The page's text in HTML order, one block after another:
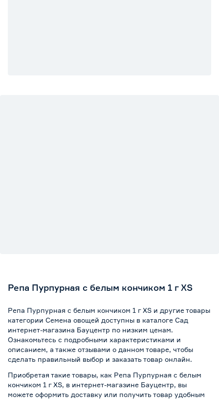
Репа Пурпурная с белым кончиком 1 г XS
Репа Пурпурная с белым кончиком 1 г XS и другие товары
категории Семена овощей доступны в каталоге Сад
интернет-магазина Бауцентр по низким ценам.
Ознакомьтесь с подробными характеристиками и
описанием, а также отзывами о данном товаре, чтобы
сделать правильный выбор и заказать товар онлайн.
Приобретая такие товары, как Репа Пурпурная с белым
кончиком 1 г XS, в интернет-магазине Бауцентр, вы
можете оформить доставку или получить товар удобным